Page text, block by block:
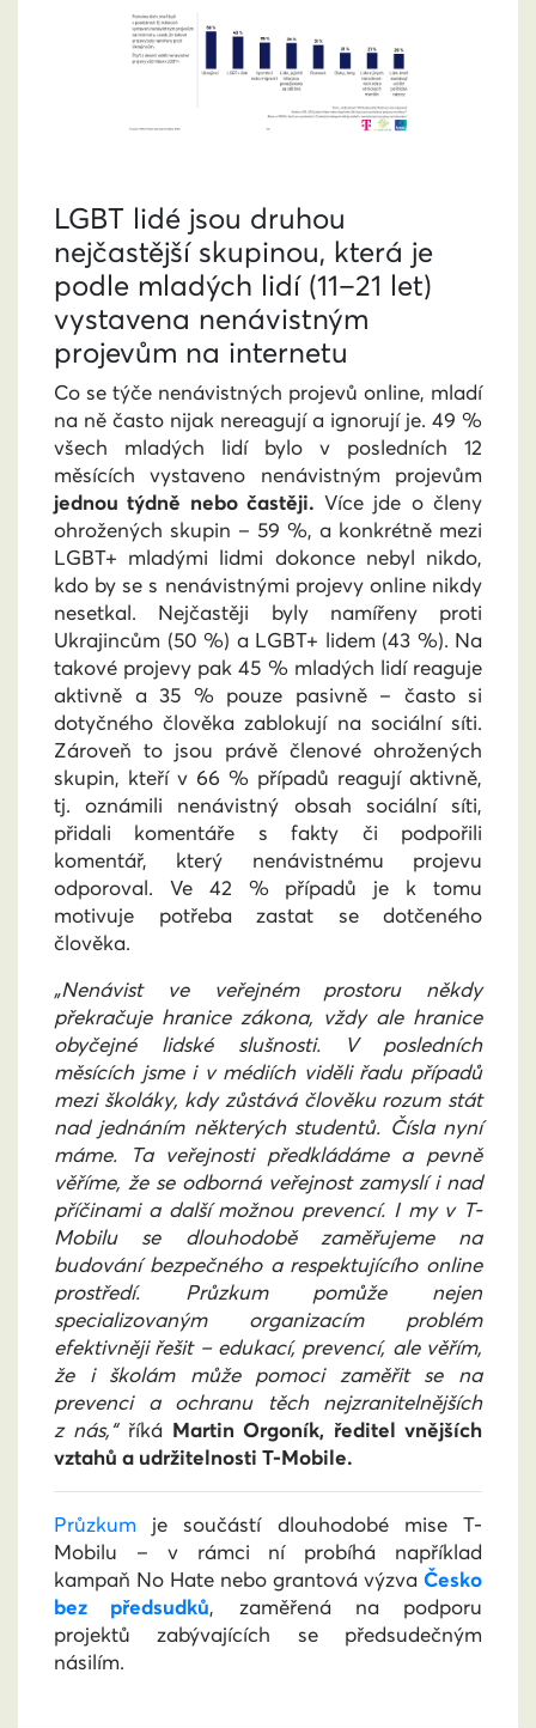
LGBT lidé jsou druhou
nejčastější skupinou, která je
podle mladých lidí (11–21 let)
vystavena nenávistným
projevům na internetu
Co se týče nenávistných projevů online, mladí
na ně často nijak nereagují a ignorují je. 49 %
všech mladých lidí bylo v posledních 12
měsících vystaveno nenávistným projevům
jednou týdně nebo častěji. Více jde o členy
ohrožených skupin – 59 %, a konkrétně mezi
LGBT+ mladými lidmi dokonce nebyl nikdo,
kdo by se s nenávistnými projevy online nikdy
nesetkal. Nejčastěji byly namířeny proti
Ukrajincům (50 %) a LGBT+ lidem (43 %). Na
takové projevy pak 45 % mladých lidí reaguje
aktivně a 35 % pouze pasivně – často si
dotyčného člověka zablokují na sociální síti.
Zároveň to jsou právě členové ohrožených
skupin, kteří v 66 % případů reagují aktivně,
tj. oznámili nenávistný obsah sociální síti,
přidali komentáře s fakty či podpořili
komentář, který nenávistnému projevu
odporoval. Ve 42 % případů je k tomu
motivuje potřeba zastat se dotčeného
člověka.
„Nenávist ve veřejném prostoru někdy
překračuje hranice zákona, vždy ale hranice
obyčejné lidské slušnosti. V posledních
měsících jsme i v médiích viděli řadu případů
mezi školáky, kdy zůstává člověku rozum stát
nad jednáním některých studentů. Čísla nyní
máme. Ta veřejnosti předkládáme a pevně
věříme, že se odborná veřejnost zamyslí i nad
příčinami a další možnou prevencí. I my v T-
Mobilu se dlouhodobě zaměřujeme na
budování bezpečného a respektujícího online
prostředí. Průzkum pomůže nejen
specializovaným organizacím problém
efektivněji řešit – edukací, prevencí, ale věřím,
že i školám může pomoci zaměřit se na
prevenci a ochranu těch nejzranitelnějších
z nás,“ říká MartinOrgoník, ředitel vnějších
vztahů a udržitelnosti T-Mobile.
Průzkum je součástí dlouhodobé mise T-
Mobilu – v rámci ní probíhá například
kampaň No Hate nebo grantová výzva Česko
bez předsudků, zaměřená na podporu
projektů zabývajících se předsudečným
násilím.